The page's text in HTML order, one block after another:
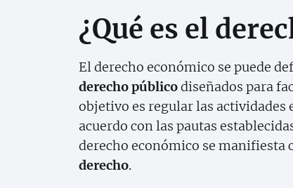
¿Qué es el
El derecho económico se puede
derecho públicodiseñados para
objetivo es regular las actividades
acuerdo con las pautas
derecho económico se manifiesta
derecho.